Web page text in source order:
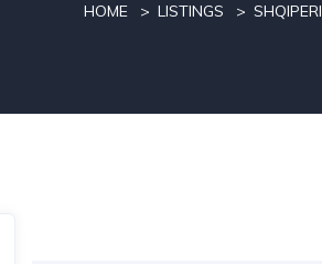
HOME LISTINGS SHQIPERI